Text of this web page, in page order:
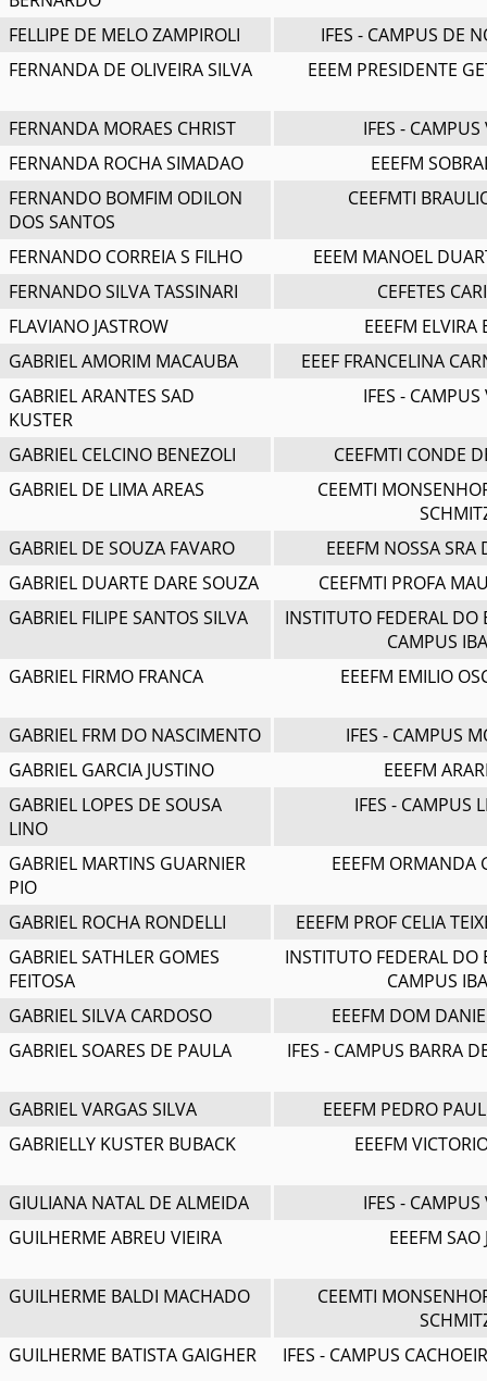
FELLIPE DE MELO ZAMPIROLI
IFES - CAMPUS DE
FERNANDA DE OLIVEIRA SILVA
EEEM PRESIDENTE
FERNANDA MORAES CHRIST
IFES - CAMPUS
FERNANDA ROCHA SIMADAO
EEEFM
FERNANDO BOMFIM ODILON
DOS SANTOS
CEEFMTI
FERNANDO CORREIA S FILHO
EEEM MANOEL
FERNANDO SILVA TASSINARI
CEFETES
FLAVIANO JASTROW
EEEFM ELVIRA
GABRIEL AMORIM MACAUBA
EEEF FRANCELINA
GABRIEL ARANTES SAD
KUSTER
IFES - CAMPUS
GABRIEL CELCINO BENEZOLI
CEEFMTI CONDE
GABRIEL DE LIMA AREAS
CEEMTI
GABRIEL DE SOUZA FAVARO
EEEFM NOSSA SRA
GABRIEL DUARTE DARE SOUZA
CEEFMTI PROFA
GABRIEL FILIPE SANTOS SILVA
INSTITUTO FEDERAL DO
CAMPUS
GABRIEL FIRMO FRANCA
EEEFM EMILIO
GABRIEL FRM DO NASCIMENTO
IFES - CAMPUS
GABRIEL GARCIA JUSTINO
EEEFM
GABRIEL LOPES DE SOUSA
LINO
IFES - CAMPUS
GABRIEL MARTINS GUARNIER
PIO
EEEFM ORMANDA
GABRIEL ROCHA RONDELLI
EEEFM PROF CELIA
GABRIEL SATHLER GOMES
FEITOSA
INSTITUTO FEDERAL DO
CAMPUS
GABRIEL SILVA CARDOSO
EEEFM DOM
GABRIEL SOARES DE PAULA
IFES - CAMPUS BARRA
GABRIEL VARGAS SILVA
EEEFM PEDRO
GABRIELLY KUSTER BUBACK
EEEFM
GIULIANA NATAL DE ALMEIDA
IFES - CAMPUS
GUILHERME ABREU VIEIRA
EEEFM SAO
GUILHERME BALDI MACHADO
CEEMTI
GUILHERME BATISTA GAIGHER
IFES - CAMPUS